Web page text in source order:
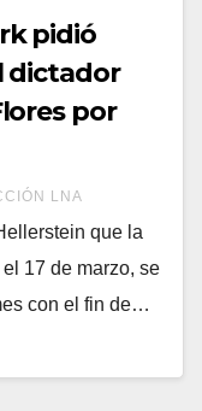
pidió
dictador
por
LNA
que la
17 de marzo, se
con el fin de…